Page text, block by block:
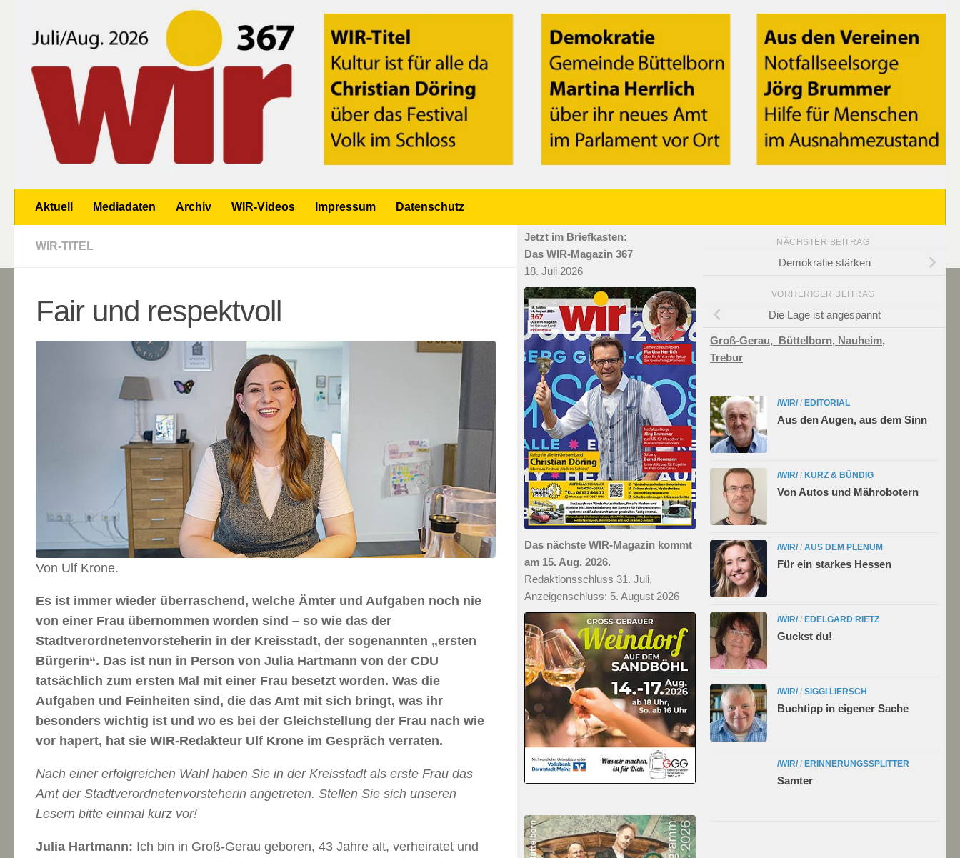
Aktuell Mediadaten Archiv WIR-Videos Impressum Datenschutz
WIR-TITEL
Fair und respektvoll
Von Ulf Krone.
Es ist immer wieder überraschend, welche Ämter und Aufgaben noch nie
von einer Frau übernommen worden sind – so wie das der
Stadtverordnetenvorsteherin in der Kreisstadt, der sogenannten „ersten
Bürgerin“. Das ist nun in Person von Julia Hartmann von der CDU
tatsächlich zum ersten Mal mit einer Frau besetzt worden. Was die
Aufgaben und Feinheiten sind, die das Amt mit sich bringt, was ihr
besonders wichtig ist und wo es bei der Gleichstellung der Frau nach wie
vor hapert, hat sie WIR-Redakteur Ulf Krone im Gespräch verraten.
Nach einer erfolgreichen Wahl haben Sie in der Kreisstadt als erste Frau das
Amt der Stadtverordnetenvorsteherin angetreten. Stellen Sie sich unseren
Lesern bitte einmal kurz vor!
Julia Hartmann: Ich bin in Groß-Gerau geboren, 43 Jahre alt, verheiratet und
NÄCHSTER BEITRAG
Demokratie stärken
VORHERIGER BEITRAG
Die Lage ist angespannt
Groß-Gerau, Büttelborn, Nauheim,
Trebur
/WIR/ / EDITORIAL
Aus den Augen, aus dem Sinn
/WIR/ / KURZ & BÜNDIG
Von Autos und Mährobotern
/WIR/ / AUS DEM PLENUM
Für ein starkes Hessen
/WIR/ / EDELGARD RIETZ
Guckst du!
/WIR/ / SIGGI LIERSCH
Buchtipp in eigener Sache
/WIR/ / ERINNERUNGSSPLITTER
Samter
Jetzt im Briefkasten:
Das WIR-Magazin 367
18. Juli 2026
Das nächste WIR-Magazin kommt
am 15. Aug. 2026.
Redaktionsschluss 31. Juli,
Anzeigenschluss: 5. August 2026